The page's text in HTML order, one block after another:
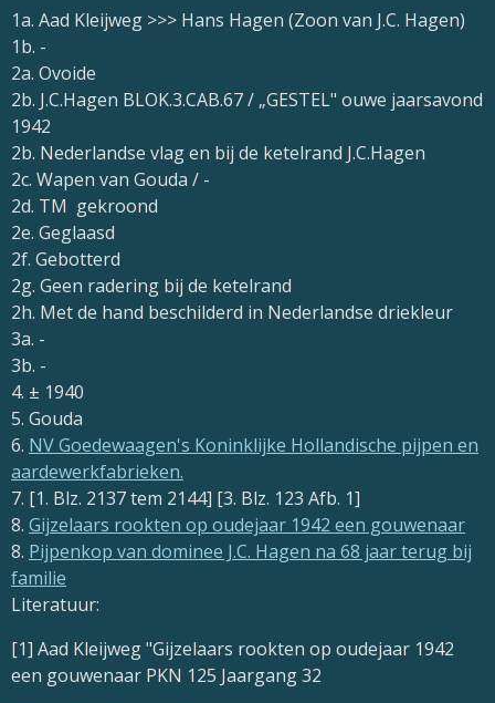
1a. Aad Kleijweg >>> Hans Hagen (Zoon van J.C. Hagen)
1b. -
2a. Ovoide
2b. J.C.Hagen BLOK.3.CAB.67 / „GESTEL" ouwe jaarsavond
1942
2b. Nederlandse vlag en bij de ketelrand J.C.Hagen
2c. Wapen van Gouda / -
2d. TM gekroond
2e. Geglaasd
2f. Gebotterd
2g. Geen radering bij de ketelrand
2h. Met de hand beschilderd in Nederlandse driekleur
3a. -
3b. -
4. ± 1940
5. Gouda
6. NV Goedewaagen's Koninklijke Hollandische pijpen en
aardewerkfabrieken.
7. [1. Blz. 2137 tem 2144] [3. Blz. 123 Afb. 1]
8. Gijzelaars rookten op oudejaar 1942 een gouwenaar
8. Pijpenkop van dominee J.C. Hagen na 68 jaar terug bij
familie
Literatuur:
[1] Aad Kleijweg "Gijzelaars rookten op oudejaar 1942
een gouwenaar PKN 125 Jaargang 32